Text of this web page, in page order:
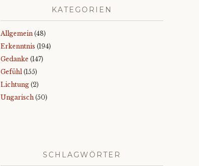
KATEGORIEN
Allgemein(48)
Erkenntnis (194)
Gedanke (147)
Gefühl(155)
Lichtung(2)
Ungarisch(50)
SCHLAGWÖRTER